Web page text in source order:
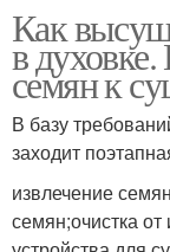
Как
в
семян к
В базу
заходит
извлечение
семян;очистка